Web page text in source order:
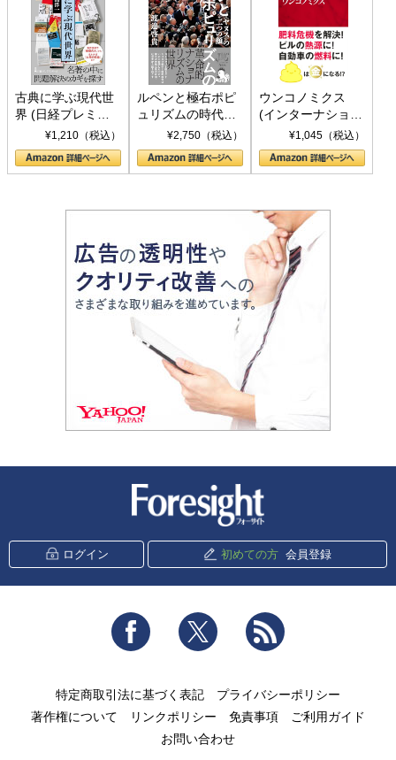
古典に学ぶ現代世
界 (日経プレミア
シリーズ)¥1,210（税込）
ルペンと極右ポピ
ュリズムの時代：
〈ヤヌス〉の二つ
の顔
¥2,750（税込）
ウンコノミクス
(インターナショナ
ル新書)¥1,045（税込）
ログイン 初めての方 会員登録
Facebook Twitter
特定商取引法に基づく表記
プライバシーポリシー
著作権について
リンクポリシー 免責事項
ご利用ガイド
お問い合わせ